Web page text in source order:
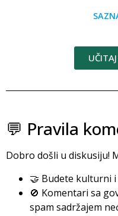
💬 Pravila
Dobro došli u diskusiju!
🤝 Budete kulturni
🚫 Komentari sa
spam sadržajem